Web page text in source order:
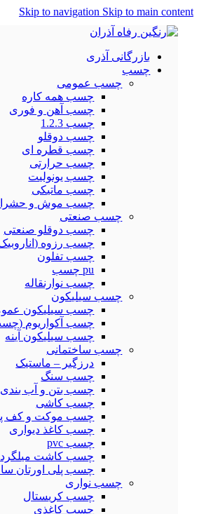
Skip to navigation Skip to main content
بازرگانی آذری
چسب
چسب عمومی
چسب همه کاره
چسب آهن و فوری
چسب 1.2.3
چسب دوقلو
چسب قطره ای
چسب حرارتی
چسب یونولیت
چسب ماتیکی
چسب موش و
چسب صنعتی
چسب دوقلو صنعتی
چسب رزوه
چسب تفلون
pu چسب
چسب نوارنقاله
چسب سیلیکون
چسب سیلیکون
چسب آکواریوم
چسب سیلیکون آینه
چسب ساختمانی
درزگیر – ماستیک
چسب سنگ
چسب بتن و آب بندی
چسب کاشی
چسب موکت و کف
چسب کاغذ دیواری
چسب pvc
چسب کاشت
چسب پلی اورتان
چسب نواری
چسب کریستال
چسب کاغذی